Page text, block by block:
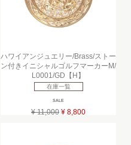
ハワイアンジュエリー/Brass/ストー
ン付きイニシャルゴルフマーカーM/
L0001/GD【H】
在庫一覧
SALE
¥ 11,000 ¥ 8,800